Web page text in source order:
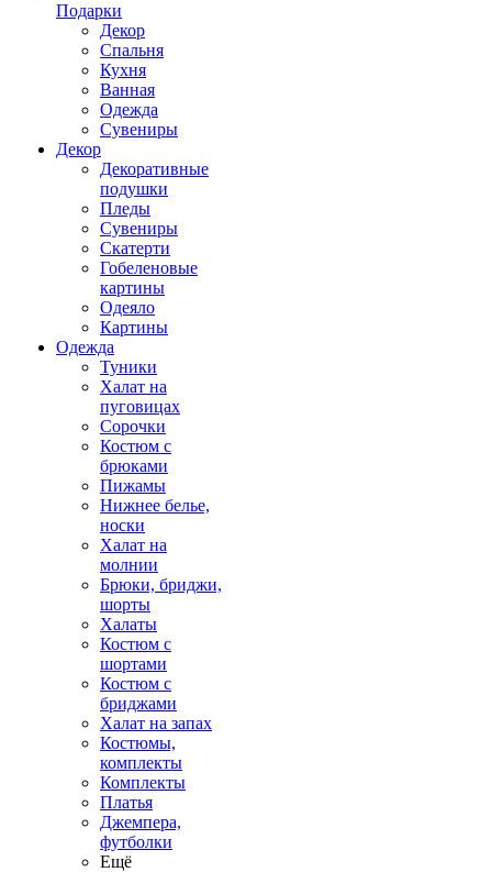
Подарки
Декор
Спальня
Кухня
Ванная
Одежда
Сувениры
Декор
Декоративные
подушки
Пледы
Сувениры
Скатерти
Гобеленовые
картины
Одеяло
Картины
Одежда
Туники
Халат на
пуговицах
Сорочки
Костюм с
брюками
Пижамы
Нижнее белье,
носки
Халат на
молнии
Брюки, бриджи,
шорты
Халаты
Костюм с
шортами
Костюм с
бриджами
Халат на запах
Костюмы,
комплекты
Комплекты
Платья
Джемпера,
футболки
Ещё